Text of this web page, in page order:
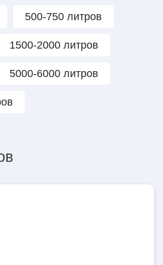
500-750 литров
1500-2000 литров
5000-6000 литров